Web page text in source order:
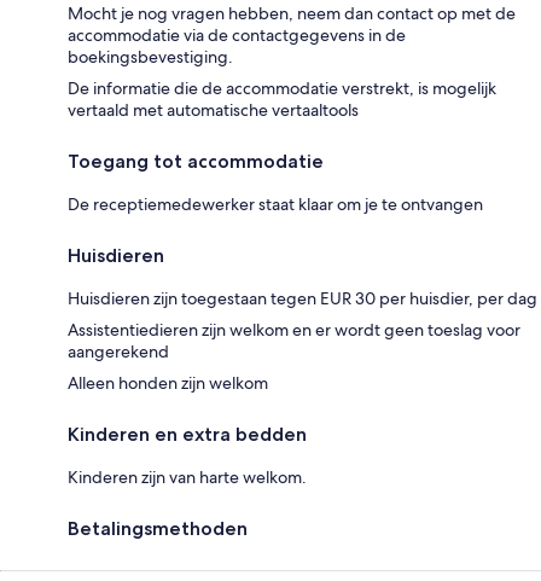
Mocht je nog vragen hebben, neem dan contact op met de
accommodatie via de contactgegevens in de
boekingsbevestiging.
De informatie die de accommodatie verstrekt, is mogelijk
vertaald met automatische vertaaltools
Toegang tot accommodatie
De receptiemedewerker staat klaar om je te ontvangen
Huisdieren
Huisdieren zijn toegestaan tegen EUR 30 per huisdier, per dag
Assistentiedieren zijn welkom en er wordt geen toeslag voor
aangerekend
Alleen honden zijn welkom
Kinderen en extra bedden
Kinderen zijn van harte welkom.
Betalingsmethoden